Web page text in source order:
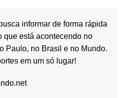
informar de forma rápida
que está acontecendo no
Paulo, no Brasil e no Mundo.
em um só lugar!